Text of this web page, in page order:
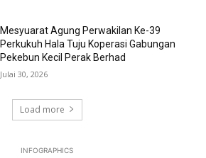
Mesyuarat Agung Perwakilan Ke-39
Perkukuh Hala Tuju Koperasi Gabungan
Pekebun Kecil Perak Berhad
Julai 30, 2026
Load more
INFOGRAPHICS